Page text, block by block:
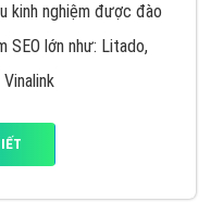
kinh nghiệm được đào
SEO lớn như: Litado,